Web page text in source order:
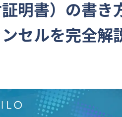
ウド 物件売却クラウド
明書）の書き
セルを完全解